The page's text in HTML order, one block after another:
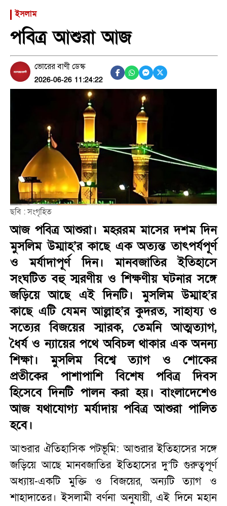
ইসলাম
পবিত্র আশুরা আজ
ভোরের বাণী ডেস্ক
2026-06-26 11:24:22
ছবি : সংগৃহিত
আজ পবিত্র আশুরা। মহররম মাসের দশম দিন
মুসলিম উম্মাহ’র কাছে এক অত্যন্ত তাৎপর্যপূর্ণ
ও মর্যাদাপূর্ণ দিন। মানবজাতির ইতিহাসে
সংঘটিত বহু স্মরণীয় ও শিক্ষণীয় ঘটনার সঙ্গে
জড়িয়ে আছে এই দিনটি। মুসলিম উম্মাহ’র
কাছে এটি যেমন আল্লাহ’র কুদরত, সাহায্য ও
সত্যের বিজয়ের স্মারক, তেমনি আত্মত্যাগ,
ধৈর্য ও ন্যায়ের পথে অবিচল থাকার এক অনন্য
শিক্ষা। মুসলিম বিশ্বে ত্যাগ ও শোকের
প্রতীকের পাশাপাশি বিশেষ পবিত্র দিবস
হিসেবে দিনটি পালন করা হয়। বাংলাদেশেও
আজ যথাযোগ্য মর্যাদায় পবিত্র আশুরা পালিত
হবে।
আশুরার ঐতিহাসিক পটভূমি: আশুরার ইতিহাসের সঙ্গে
জড়িয়ে আছে মানবজাতির ইতিহাসের দু’টি গুরুত্বপূর্ণ
অধ্যায়-একটি মুক্তি ও বিজয়ের, অন্যটি ত্যাগ ও
শাহাদাতের। ইসলামী বর্ণনা অনুযায়ী, এই দিনে মহান